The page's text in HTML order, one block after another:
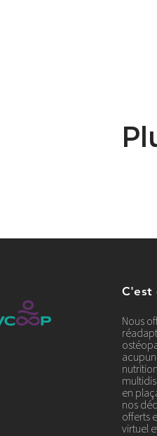
C'est
Nous
en
nos
offerts
virtuel